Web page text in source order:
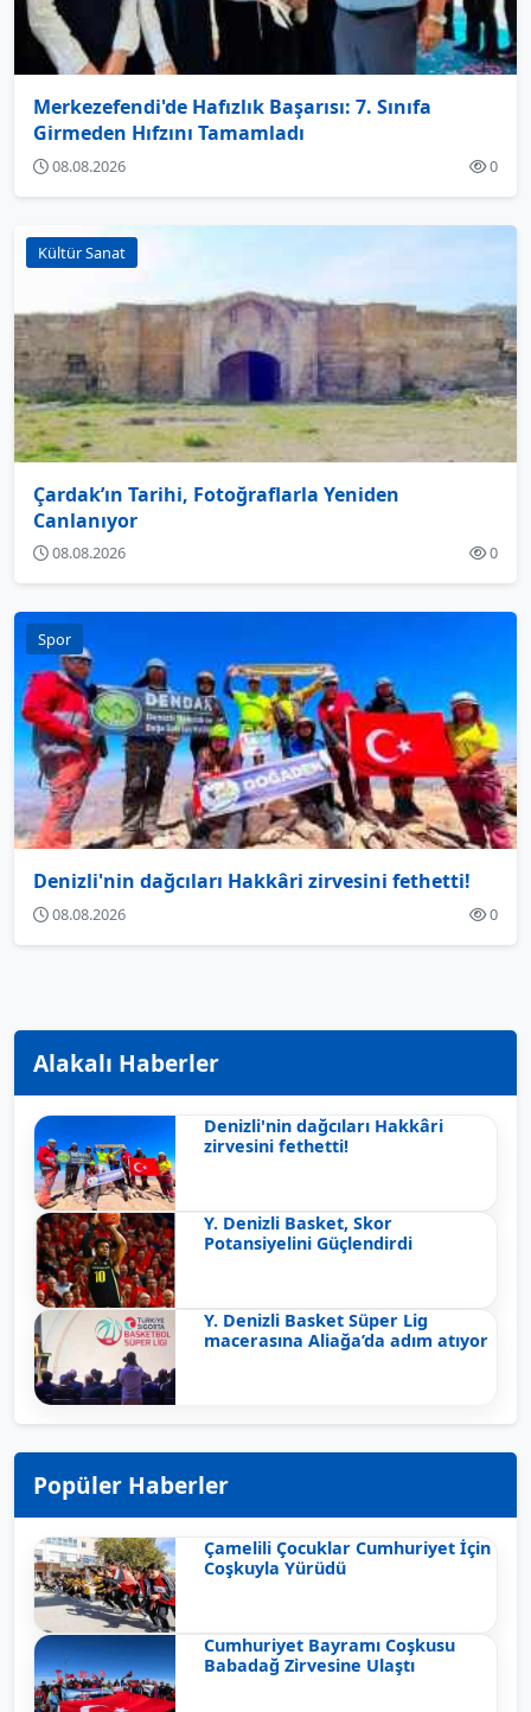
Merkezefendi'de Hafızlık Başarısı: 7. Sınıfa
Girmeden Hıfzını Tamamladı
08.08.2026 0
Kültür Sanat
Çardak’ın Tarihi, Fotoğraflarla Yeniden
Canlanıyor
08.08.2026 0
Spor
Denizli'nin dağcıları Hakkâri zirvesini fethetti!
08.08.2026 0
Alakalı Haberler
Denizli'nin dağcıları Hakkâri
zirvesini fethetti!
Y. Denizli Basket, Skor
Potansiyelini Güçlendirdi
Y. Denizli Basket Süper Lig
macerasına Aliağa’da adım atıyor
Popüler Haberler
Çamelili Çocuklar Cumhuriyet İçin
Coşkuyla Yürüdü
Cumhuriyet Bayramı Coşkusu
Babadağ Zirvesine Ulaştı